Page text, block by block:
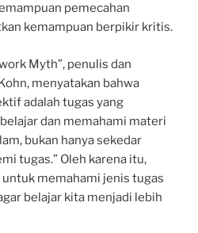
pemecahan
kemampuan berpikir kritis.
Myth”, penulis dan
menyatakan bahwa
adalah tugas yang
dan memahami materi
bukan hanya sekedar
tugas.” Oleh karena itu,
memahami jenis tugas
belajar kita menjadi lebih